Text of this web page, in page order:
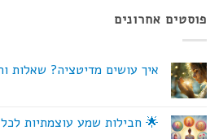
פוסטים אחרונים
איך עושים מדיטציה? שאלות
איך
עושים
🌟 חבילות שמע עוצמתיות